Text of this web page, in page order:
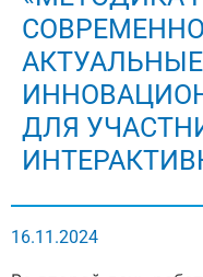
ДЛЯ
16.11.2024